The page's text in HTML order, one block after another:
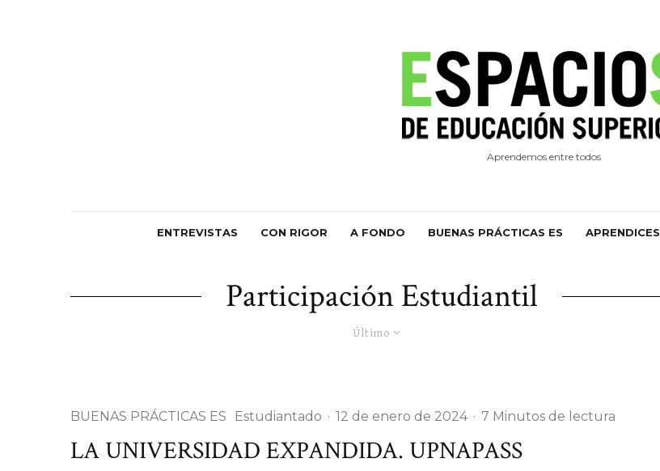
Aprendemos entre todos
ENTREVISTAS CON RIGOR A FONDO BUENAS PRÁCTICAS ES APRENDICES
Participación Estudiantil
Último
BUENAS PRÁCTICAS ES Estudiantado · 12 de enero de 2024 · 7 Minutos de lectura
LA UNIVERSIDAD EXPANDIDA. UPNAPASS